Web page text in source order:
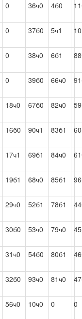
0 36ч0 4б0
0 37б0 5ч1
0 38ч0 6б1
0 39б0 66ч0
18ч0 67б0 82ч0
16б0 90ч1 83б1
17ч1 69б1 84ч0
19б1 68ч0 85б1
29ч0 52б1 78б1
30б0 53ч0 79ч0
31ч0 54б0 80б1
32б0 93ч0 81ч0
56ч0 10ч0 0 0